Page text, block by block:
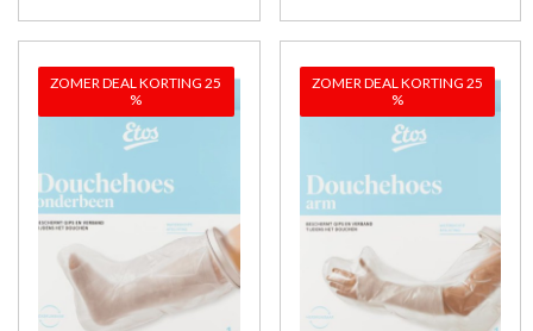
ZOMER DEAL KORTING 25
%
ZOMER DEAL KORTING 25
%